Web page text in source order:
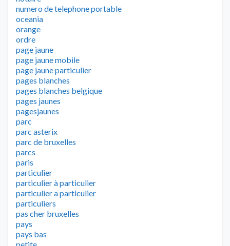
numero de telephone portable
oceania
orange
ordre
page jaune
page jaune mobile
page jaune particulier
pages blanches
pages blanches belgique
pages jaunes
pagesjaunes
parc
parc asterix
parc de bruxelles
parcs
paris
particulier
particulier à particulier
particulier a particulier
particuliers
pas cher bruxelles
pays
pays bas